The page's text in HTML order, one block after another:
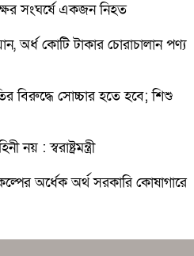
সংঘর্ষে একজন নিহত
অর্ধ কোটি টাকার চোরাচালান পণ্য
বিরুদ্ধে সোচ্চার হতে হবে; শিশু
: স্বরাষ্ট্রমন্ত্রী
অর্ধেক অর্থ সরকারি কোষাগারে